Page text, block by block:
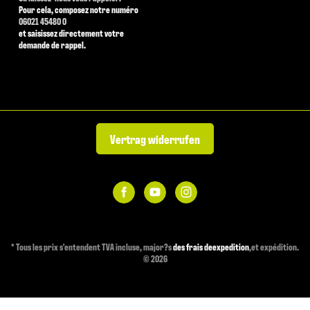
Pour cela, composez notre numéro
06021 45480 0
et saisissez directement votre
demande de rappel.
Vertrag widerrufen
*Tous les prix s'entendent TVA incluse, major?sdes frais deexpedition,et expédition.
© 2026